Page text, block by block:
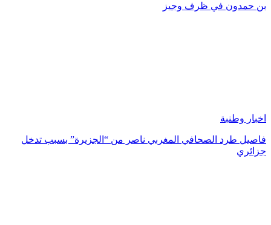
بن حمدون في ظرف وجيز
اخبار وطنبة
فاصيل طرد الصحافي المغربي ناصر من “الجزيرة” بسبب تدخل
جزائري